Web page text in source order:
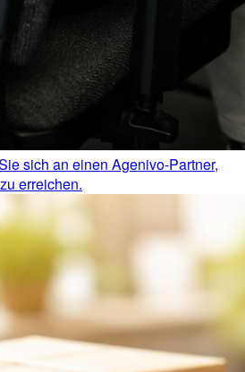
sich an einen Agenivo-Partner,
erreichen.